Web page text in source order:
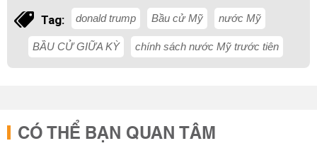
Tag: donald trump Bầu cử Mỹ nước Mỹ
BẦU CỬ GIỮA KỲ chính sách nước Mỹ trước tiên
CÓ THỂ BẠN QUAN TÂM